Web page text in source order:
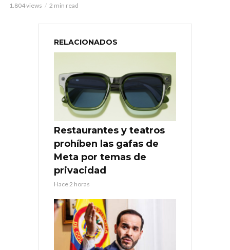
1.804 views 2 min read
RELACIONADOS
Restaurantes y teatros
prohíben las gafas de
Meta por temas de
privacidad
Hace 2 horas